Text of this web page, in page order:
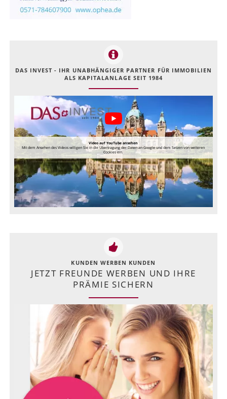
DAS INVEST - IHR UNABHÄNGIGER PARTNER FÜR IMMOBILIEN
ALS KAPITALANLAGE SEIT 1984
Video auf YouTube ansehen
Mit dem Ansehen des Videos willigen Sie in die Übertragung der Daten an Google und dem Setzen von weiteren
Cookies ein.
KUNDEN WERBEN KUNDEN
JETZT FREUNDE WERBEN UND IHRE
PRÄMIE SICHERN